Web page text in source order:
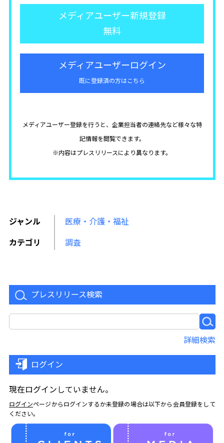
メディアユーザー新規登録
無料
メディアユーザーログイン
既に登録済の方はこちら
メディアユーザー登録を行うと、企業担当者の連絡先など様々な特
記情報を閲覧できます。
※内容はプレスリリースにより異なります。
ジャンル 医療・介護・福祉
カテゴリ 調査
プレスリリース検索
詳細検索
ログイン
現在ログインしていません。
ログインページからログインするか未登録の場合は以下から会員登録をして
ください。